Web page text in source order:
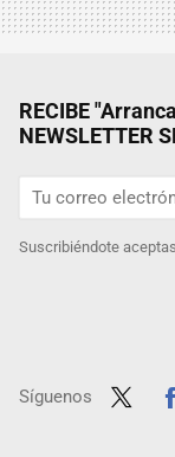
RECIBE
NEWSLETTER
Suscribiéndote
Síguenos